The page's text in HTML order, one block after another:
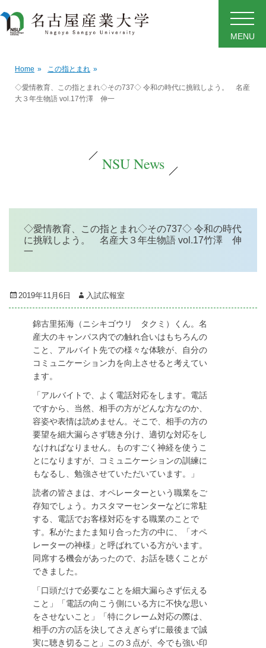
MENU
Home » この指とまれ »
◇愛情教育、この指とまれ◇その737◇ 令和の時代に挑戦しよう。 名産
大３年生物語 vol.17竹澤 伸一
NSU News
◇愛情教育、この指とまれ◇その737◇ 令和の時代
に挑戦しよう。 名産大３年生物語 vol.17竹澤 伸
一
Posted
on
2019年11月6日 Author
入試広報室
錦古里拓海（ニシキゴウリ タクミ）くん。名
産大のキャンパス内での触れ合いはもちろんの
こと、アルバイト先での様々な体験が、自分の
コミュニケーション力を向上させると考えてい
ます。
「アルバイトで、よく電話対応をします。電話
ですから、当然、相手の方がどんな方なのか、
容姿や表情は読めません。そこで、相手の方の
要望を細大漏らさず聴き分け、適切な対応をし
なければなりません。ものすごく神経を使うこ
とになりますが、コミュニケーションの訓練に
もなるし、勉強させていただいています。」
読者の皆さまは、オペレーターという職業をご
存知でしょう。カスタマーセンターなどに常駐
する、電話でお客様対応をする職業のことで
す。私がたまたま知り合った方の中に、「オペ
レーターの神様」と呼ばれている方がいます。
同席する機会があったので、お話を聴くことが
できました。
「口頭だけで必要なことを細大漏らさず伝える
こと」「電話の向こう側にいる方に不快な思い
をさせないこと」「特にクレーム対応の際は、
相手の方の話を決してさえぎらずに最後まで誠
実に聴き切ること」この３点が、今でも強い印